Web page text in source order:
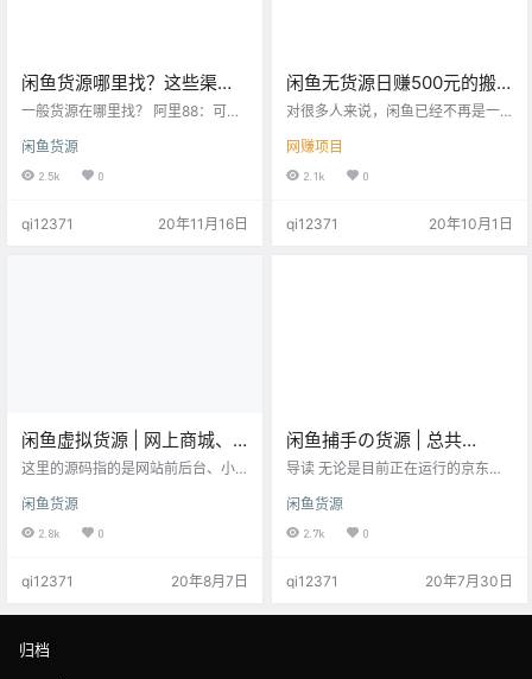
闲鱼货源哪里找？这些渠道
了解一下，细节问题必须把
一般货源在哪里找？ 阿里88：可以
可以看阿里巴巴的说明），货卖出
去直接填用户地址即可，没有其他
的麻烦，首推这个。 拼嘻嘻：价格
但是单号填不上去，需要别的方法
闲鱼货源
2.5k 0
qi12371 20年11月16日
闲鱼无货源日赚500元的搬
运赚钱项目，操作简单，人
对很多人来说，闲鱼已经不再是一
电商平台，只要你有东西卖，你就
有机会通过闲鱼赚到钱。 但是，在
产品选择方面，这是非常重要的，
以轻松通过闲鱼赚钱，如果你选择
网赚项目
2.1k 0
qi12371 20年10月1日
闲鱼虚拟货源 | 网上商城、
外卖小程序、h5游戏，你要
费！
这里的源码指的是网站前后台、小
的网站都有一大堆类似的源码，比
如网上商城、外卖小程序、h5游
戏。拿到源码之后进行部署和修改
点需要注意： 1.版权 个人博客类很
要多加注意这一点。有些花钱购买
来的源码也可能存在版权问题。这
一点解决办法就是尽量到正规网站
闲鱼货源
2.8k 0
qi12371 20年8月7日
闲鱼捕手の货源 | 总共
800+份行业报告！覆盖各行
导读 无论是目前正在运行的京东备
源，还是各种尾货，似乎在闲鱼依
旧没有太大的价格优势，只能够薄
利多销，慢慢的将我们团队发展起
的良心，但是确实很艰难，真的是
利。 300人的团队，每天的订单从
闲鱼货源
2.7k 0
qi12371 20年7月30日
归档